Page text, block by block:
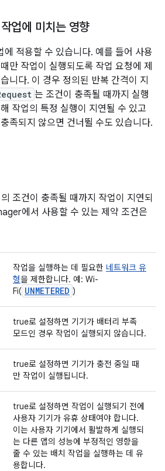
업에 미치는 영향
에 적용할 수 있습니다. 예를 들어 사용
만 작업이 실행되도록 작업 요청에 제
니다. 이 경우 정의된 반복 간격이 지
는 조건이 충족될 때까지 실행
작업의 특정 실행이 지연될 수 있고
족되지 않으면 건너뛸 수도 있습니다.
조건이 충족될 때까지 작업이 지연되
에서 사용할 수 있는 제약 조건은
작업을 실행하는 데 필요한 네트워크 유
형을 제한합니다. 예: Wi-
Fi( UNMETERED )
true로 설정하면 기기가 배터리 부족
모드인 경우 작업이 실행되지 않습니다.
true로 설정하면 기기가 충전 중일 때
만 작업이 실행됩니다.
true로 설정하면 작업이 실행되기 전에
사용자 기기가 유휴 상태여야 합니다.
이는 사용자 기기에서 활발하게 실행되
는 다른 앱의 성능에 부정적인 영향을
줄 수 있는 배치 작업을 실행하는 데 유
용합니다.